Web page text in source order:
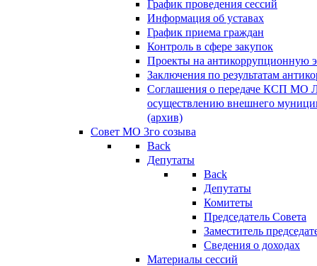
График проведения сессий
Информация об уставах
График приема граждан
Контроль в сфере закупок
Проекты на антикоррупционную
Заключения по результатам
Соглашения о передаче КСП МО
осуществлению внешнего
(архив)
Совет МО 3го созыва
Back
Депутаты
Back
Депутаты
Комитеты
Председатель Совета
Заместитель
Сведения о доходах
Материалы сессий